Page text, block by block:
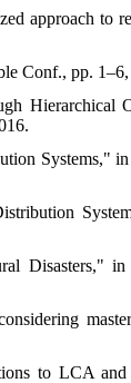
approach to
Conf., pp.
Hierarchical
Systems,"
Disasters,"
to LCA